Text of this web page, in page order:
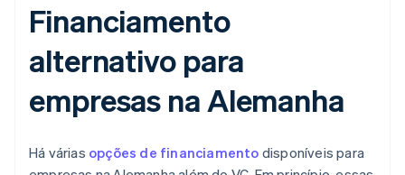
Financiamento
alternativo para
empresas na Alemanha
Há várias opções de financiamento disponíveis para